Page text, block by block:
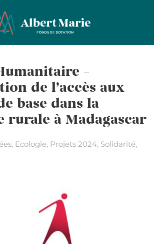
principal
–
de l’accès aux
base dans la
rurale à Madagascar
, Ecologie, Projets 2024, Solidarité,